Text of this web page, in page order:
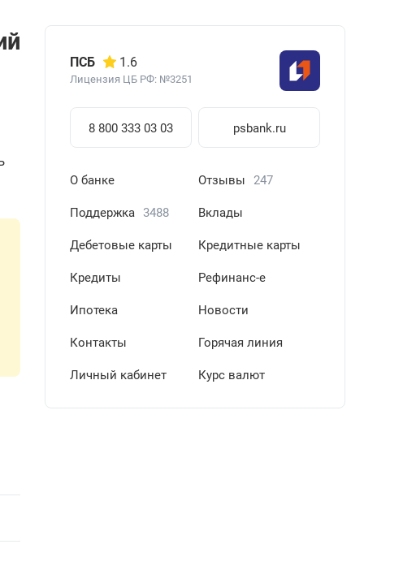
ПСБ 1.6
Лицензия ЦБ РФ: №3251
8 800 333 03 03 psbank.ru
О банке Отзывы 247
Поддержка 3488 Вклады
Дебетовые карты Кредитные карты
Кредиты Рефинанс-е
Ипотека Новости
Контакты Горячая линия
Личный кабинет Курс валют